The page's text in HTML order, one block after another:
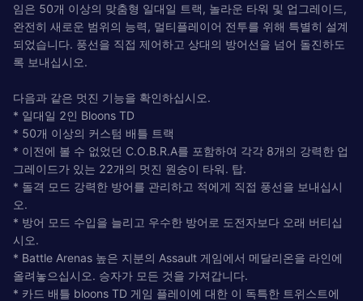
임은 50개 이상의 맞춤형 일대일 트랙, 놀라운 타워 및 업그레이드,
완전히 새로운 범위의 능력, 멀티플레이어 전투를 위해 특별히 설계
되었습니다. 풍선을 직접 제어하고 상대의 방어선을 넘어 돌진하도
록 보내십시오.
다음과 같은 멋진 기능을 확인하십시오.
* 일대일 2인 Bloons TD
* 50개 이상의 커스텀 배틀 트랙
* 이전에 볼 수 없었던 C.O.B.R.A를 포함하여 각각 8개의 강력한 업
그레이드가 있는 22개의 멋진 원숭이 타워. 탑.
* 돌격 모드 강력한 방어를 관리하고 적에게 직접 풍선을 보내십시
오.
* 방어 모드 수입을 늘리고 우수한 방어로 도전자보다 오래 버티십
시오.
* Battle Arenas 높은 지분의 Assault 게임에서 메달리온을 라인에
올려놓으십시오. 승자가 모든 것을 가져갑니다.
* 카드 배틀 bloons TD 게임 플레이에 대한 이 독특한 트위스트에